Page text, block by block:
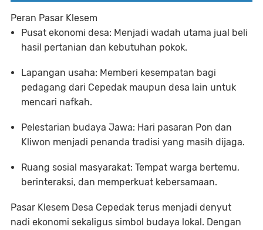
Peran Pasar Klesem
Pusat ekonomi desa: Menjadi wadah utama jual beli
hasil pertanian dan kebutuhan pokok.
Lapangan usaha: Memberi kesempatan bagi
pedagang dari Cepedak maupun desa lain untuk
mencari nafkah.
Pelestarian budaya Jawa: Hari pasaran Pon dan
Kliwon menjadi penanda tradisi yang masih dijaga.
Ruang sosial masyarakat: Tempat warga bertemu,
berinteraksi, dan memperkuat kebersamaan.
Pasar Klesem Desa Cepedak terus menjadi denyut
nadi ekonomi sekaligus simbol budaya lokal. Dengan